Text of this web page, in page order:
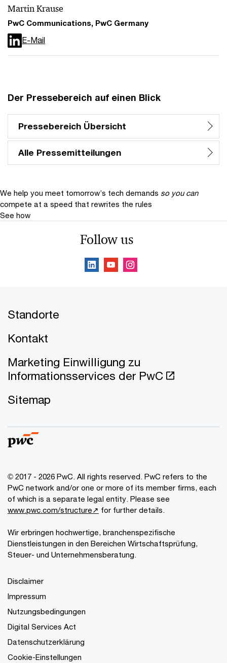
Martin Krause
PwC Communications, PwC Germany
E-Mail
Der Pressebereich auf einen Blick
Pressebereich Übersicht
Alle Pressemitteilungen
We help you meet tomorrow’s tech demands so you can
compete at a speed that rewrites the rules
See how
Follow us
Standorte
Kontakt
Marketing Einwilligung zu
Informationsservices der PwC
Sitemap
© 2017 - 2026 PwC. All rights reserved. PwC refers to the
PwC network and/or one or more of its member firms, each
of which is a separate legal entity. Please see
www.pwc.com/structure↗ for further details.
Wir erbringen hochwertige, branchenspezifische
Dienstleistungen in den Bereichen Wirtschaftsprüfung,
Steuer- und Unternehmensberatung.
Disclaimer
Impressum
Nutzungsbedingungen
Digital Services Act
Datenschutzerklärung
Cookie-Einstellungen